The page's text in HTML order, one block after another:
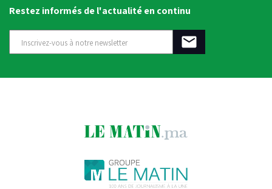
Restez informés de l'actualité en continu